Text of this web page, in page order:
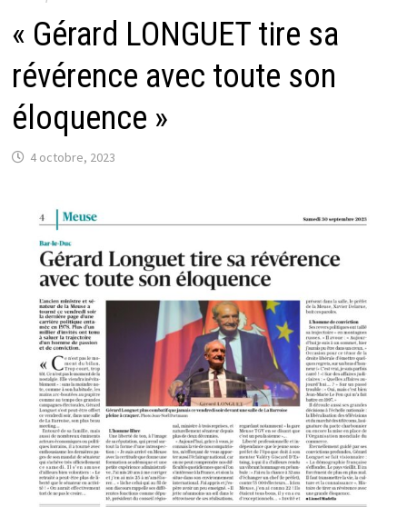
« Gérard LONGUET tire sa
révérence avec toute son
éloquence »
4 octobre, 2023